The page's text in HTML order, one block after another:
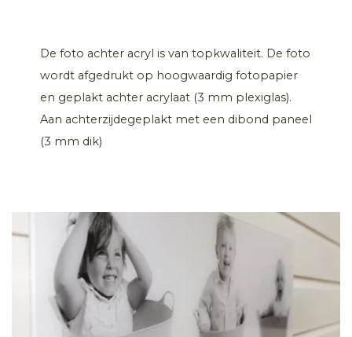
De foto achter acryl is van topkwaliteit. De foto
wordt afgedrukt op hoogwaardig fotopapier
en geplakt achter acrylaat (3 mm plexiglas).
Aan achterzijdegeplakt met een dibond paneel
(3 mm dik)